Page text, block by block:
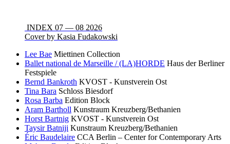
INDEX 07 — 08 2026
Cover by Kasia Fudakowski
Lee Bae Miettinen Collection
Ballet national de Marseille / (LA)HORDE Haus der Berliner
Festspiele
Bernd Bankroth KVOST - Kunstverein Ost
Tina Bara Schloss Biesdorf
Rosa Barba Edition Block
Aram Bartholl Kunstraum Kreuzberg/Bethanien
Horst Bartnig KVOST - Kunstverein Ost
Taysir Batniji Kunstraum Kreuzberg/Bethanien
Éric Baudelaire CCA Berlin – Center for Contemporary Arts